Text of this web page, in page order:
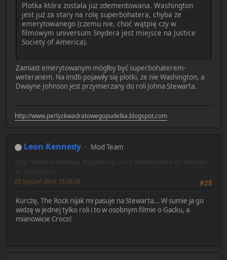
Plotka która została już zdementowana. Washington
jest już za stary na rolę superbohatera, chyba że
emerytowanego (czemu nie, choć wątpię czy w
filmowym universum Snydera jest miejsce na Justice
Society of America).
Zamiast emerytowanym mógłby być superbohaterem-
weteranem. Na imdb pojawiły się plotki, że nie Washington, a
Dwayne Johnson jest przymierzany do roli Johna Stewarta.
http://www.perlyzkwadratowegopudelka.blogspot.com
Leon Kennedy Mod Team
#28
03 Styczeń 2014, 15:26:33
Kurczę, The Rock nijak mi pasuje na Stewarta... W sumie ja go
widzę w jednej tylko roli i to w osobnym filmie o Gacku, a
mianowicie Croco!